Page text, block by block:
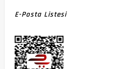
E-Posta Listesi